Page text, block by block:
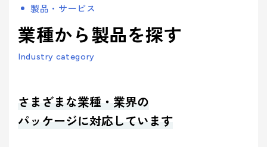
Products
製品・
サービ
製品カテ
パッケー
ジ
プロダク
ト
脱プラ製
デザイン
プロモー
ション
サステ
ナビリ
リティ
トップメッ
Company
会社案
内
会社案内を詳しく見る
ごあいさつ
フィロソフ
ィ
拠点情報
About us
事業案
内
事業案内
パッケージ
事業
プロダクト
事業
業
Work
企業文
化
企業文化を詳しく見る
TAISEIで働
く人たち
製品カテゴリから製品を探す
- パッケージ
- デザイン
- プロモーション
- ブランド
- マテリアル
事業案内
> パッケージ事業
> プロモーション事業
> デザイン事業
> ごあいさつ
> コーポレートアイデンティティについて
企業文化
製品・サービス
業種から製品を探す
Industry category
さまざまな業種・業界の
パッケージに対応しています